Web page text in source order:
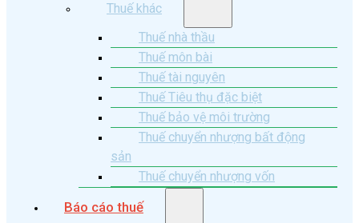
Thuế khác
Thuế nhà thầu
Thuế môn bài
Thuế tài nguyên
Thuế Tiêu thụ đặc biệt
Thuế bảo vệ môi trường
Thuế chuyển nhượng bất động
sản
Thuế chuyển nhượng vốn
Báo cáo thuế